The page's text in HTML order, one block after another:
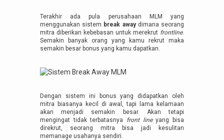
Terakhir ada pula perusahaan MLM yang
menggunakan sistem break away dimana seorang
mitra diberikan kebebasan untuk merekrut frontline.
Semakin banyak orang yang kamu rekrut maka
semakin besar bonus yang kamu dapatkan.
Dengan sistem ini bonus yang didapatkan oleh
mitra biasanya kecil di awal, tapi lama kelamaan
akan menjadi semakin besar. Akan tetapi
mengingat tidak terbatasnya front lineyang bisa
direkrut, seorang mitra bisa jadi kesulitan
memanage usahanya sendiri.